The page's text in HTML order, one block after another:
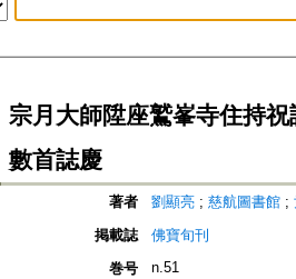
宗月大師陞座鷲峯寺住持
數首誌慶
著者 劉顯亮; 慈航圖書館;
掲載誌
佛寶旬刊
巻号
n.51